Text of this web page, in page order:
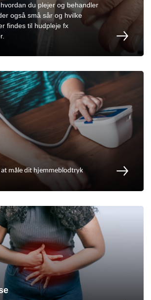
du plejer og behandler
også små sår og hvilke
findes til hudpleje fx
måle dit hjemmeblodtryk